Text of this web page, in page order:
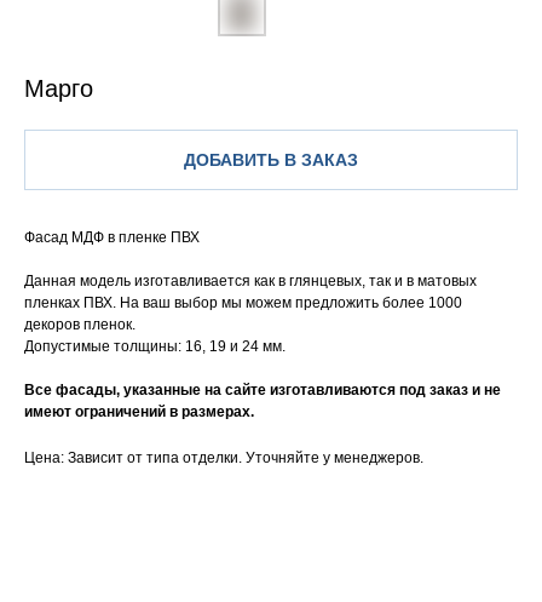
Марго
ДОБАВИТЬ В ЗАКАЗ
Фасад МДФ в пленке ПВХ
Данная модель изготавливается как в глянцевых, так и в матовых
пленках ПВХ. На ваш выбор мы можем предложить более 1000
декоров пленок.
Допустимые толщины: 16, 19 и 24 мм.
Все фасады, указанные на сайте изготавливаются под заказ и не
имеют ограничений в размерах.
Цена: Зависит от типа отделки. Уточняйте у менеджеров.